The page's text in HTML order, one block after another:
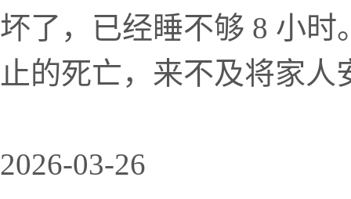
坏了，已经睡不够 8 小
止的死亡，来不及将家人
2026-03-26